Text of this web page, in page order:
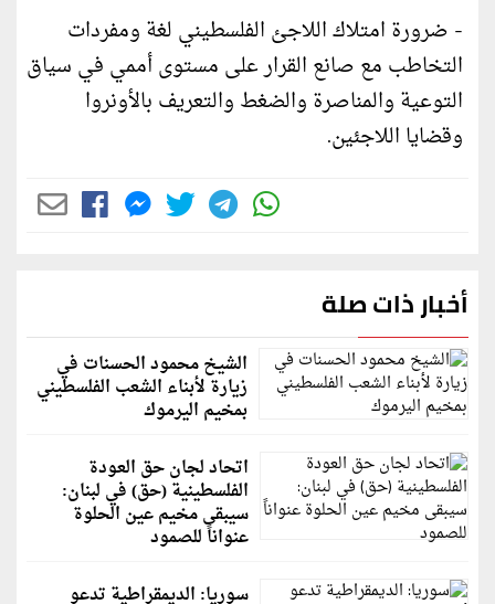
- ضرورة امتلاك اللاجئ الفلسطيني لغة ومفردات
التخاطب مع صانع القرار على مستوى أممي في سياق
التوعية والمناصرة والضغط والتعريف بالأونروا
وقضايا اللاجئين.
أخبار ذات صلة
الشيخ محمود الحسنات في
زيارة لأبناء الشعب الفلسطيني
بمخيم اليرموك
اتحاد لجان حق العودة
الفلسطينية (حق) في لبنان:
سيبقى مخيم عين الحلوة
عنواناً للصمود
سوريا: الديمقراطية تدعو